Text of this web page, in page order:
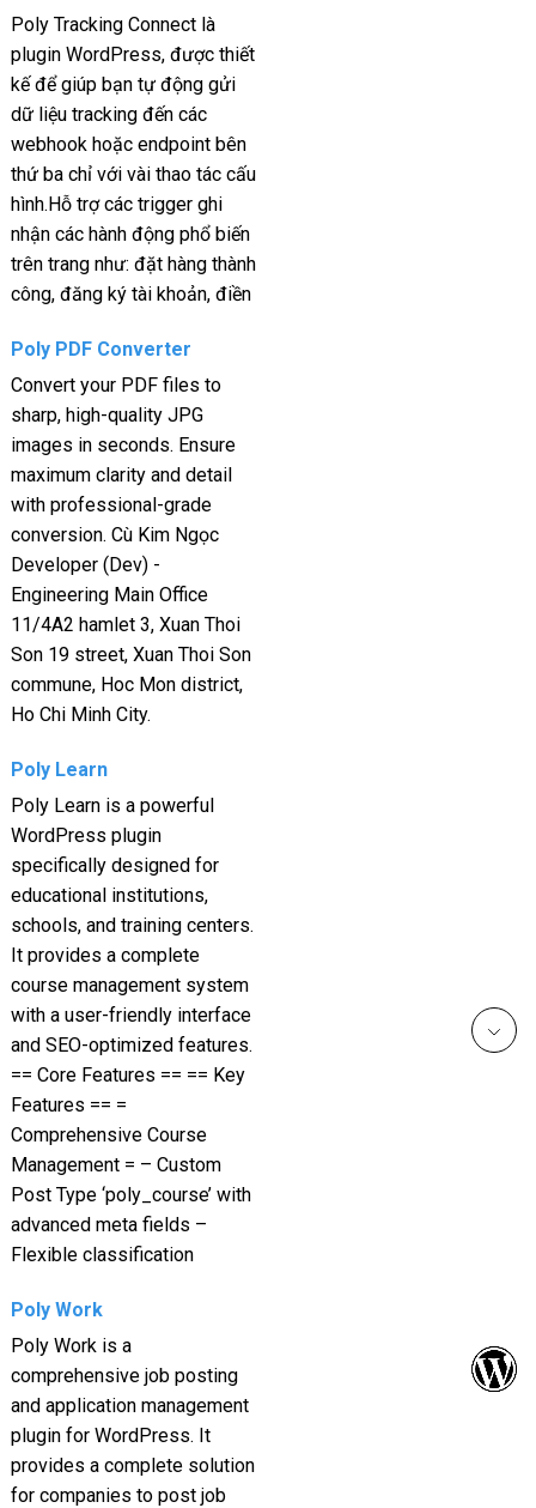
Poly Tracking Connect là
plugin WordPress, được thiết
kế để giúp bạn tự động gửi
dữ liệu tracking đến các
webhook hoặc endpoint bên
thứ ba chỉ với vài thao tác cấu
hình.Hỗ trợ các trigger ghi
nhận các hành động phổ biến
trên trang như: đặt hàng thành
công, đăng ký tài khoản, điền
Poly PDF Converter
Convert your PDF files to
sharp, high-quality JPG
images in seconds. Ensure
maximum clarity and detail
with professional-grade
conversion. Cù Kim Ngọc
Developer (Dev) -
Engineering Main Office
11/4A2 hamlet 3, Xuan Thoi
Son 19 street, Xuan Thoi Son
commune, Hoc Mon district,
Ho Chi Minh City.
Poly Learn
Poly Learn is a powerful
WordPress plugin
specifically designed for
educational institutions,
schools, and training centers.
It provides a complete
course management system
with a user-friendly interface
and SEO-optimized features.
== Core Features == == Key
Features == =
Comprehensive Course
Management = – Custom
Post Type ‘poly_course’ with
advanced meta fields –
Flexible classification
Poly Work
Poly Work is a
comprehensive job posting
and application management
plugin for WordPress. It
provides a complete solution
for companies to post job